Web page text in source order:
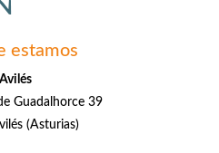
estamos
Avilés
Guadalhorce 39
(Asturias)